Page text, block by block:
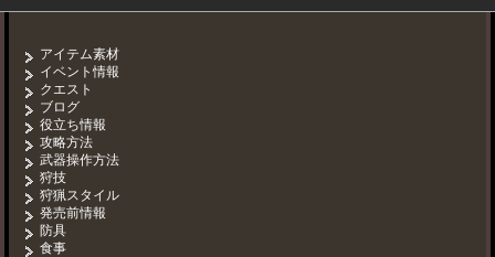
アイテム素材
イベント情報
クエスト
ブログ
役立ち情報
攻略方法
武器操作方法
狩技
狩猟スタイル
発売前情報
防具
食事